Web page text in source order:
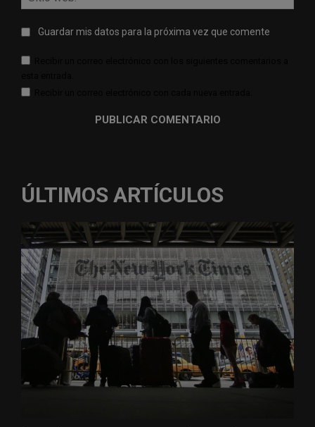
web:
Guardar mis datos para la próxima vez que comente
ÚLTIMOS ARTÍCULOS